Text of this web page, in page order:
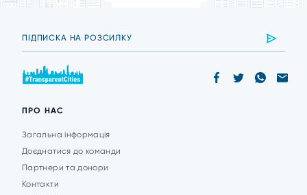
ПРО НАС
Загальна інформація
Доєднатися до команди
Партнери та донори
Контакти